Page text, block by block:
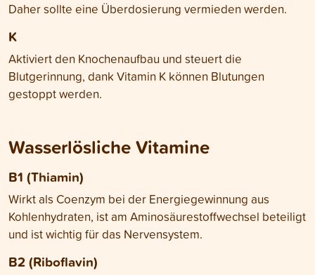
Daher sollte eine Überdosierung vermieden werden.
K
Aktiviert den Knochenaufbau und steuert die
Blutgerinnung, dank Vitamin K können Blutungen
gestoppt werden.
Wasserlösliche Vitamine
B1 (Thiamin)
Wirkt als Coenzym bei der Energiegewinnung aus
Kohlenhydraten, ist am Aminosäurestoffwechsel beteiligt
und ist wichtig für das Nervensystem.
B2 (Riboflavin)